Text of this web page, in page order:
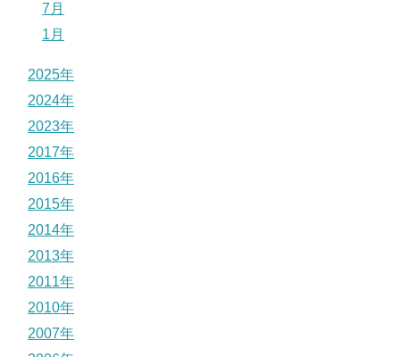
7月
1月
2025年
2024年
2023年
2017年
2016年
2015年
2014年
2013年
2011年
2010年
2007年